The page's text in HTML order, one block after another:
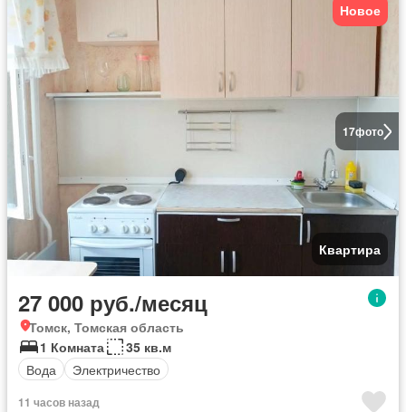
17фото
Новое
Квартира
27 000 руб./месяц
Томск, Томская область
1 Комната
35 кв.м
Вода
Электричество
11 часов назад